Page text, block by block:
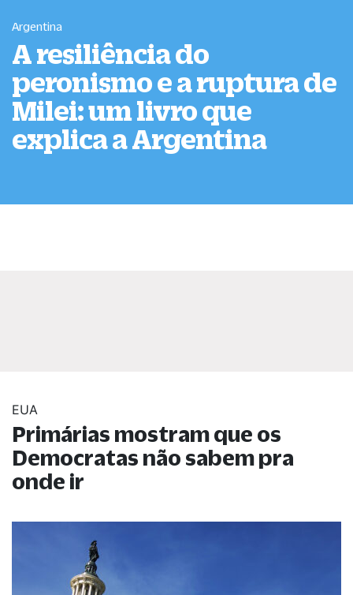
Argentina
A resiliência do
peronismo e a ruptura de
Milei: um livro que
explica a Argentina
EUA
Primárias mostram que os
Democratas não sabem pra
onde ir